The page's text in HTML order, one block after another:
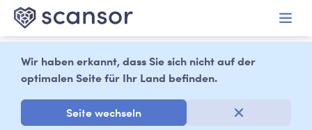
springen
Wir haben erkannt, dass Sie sich nicht auf der
optimalen Seite für Ihr Land befinden.
Seite wechseln